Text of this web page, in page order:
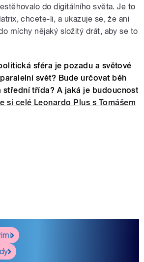
do digitálního světa. Je to
chcete-li, a ukazuje se, že ani
míchy nějaký složitý drát, aby se to
sféra je pozadu a světové
svět? Bude určovat běh
střední třída? A jaká je budoucnost
si celé Leonardo Plus s Tomášem